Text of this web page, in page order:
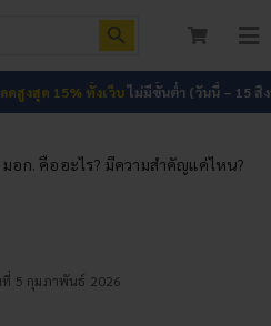
15% ทั้งเว็บไม่มีขั้นต่ำ (วันนี้ – 15 สิงหาคม นี้
มอก. คืออะไร? มีความสำคัญแค่ไหน?
ที่ 5 กุมภาพันธ์ 2026